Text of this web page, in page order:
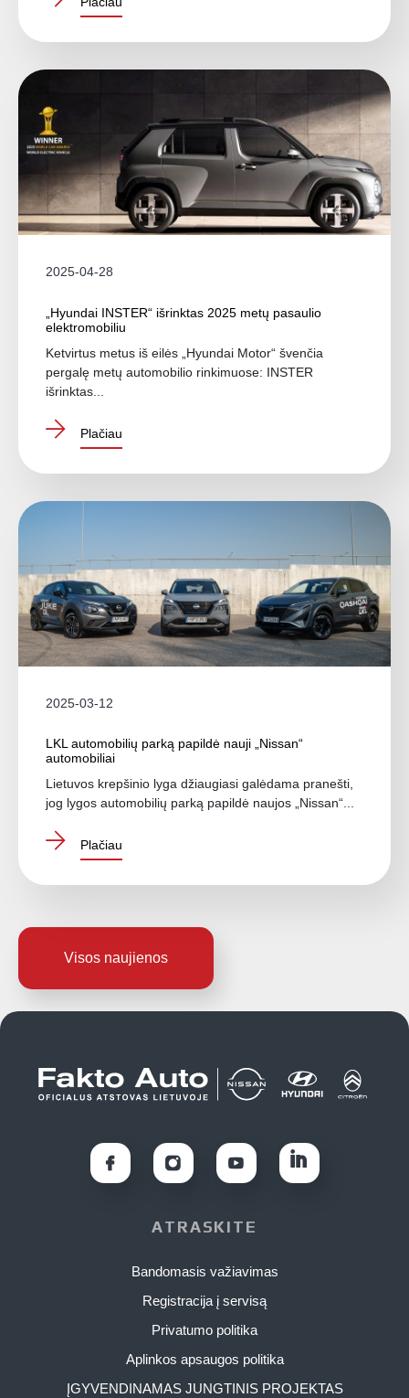
2025-04-28
„Hyundai INSTER“ išrinktas 2025 metų pasaulio
elektromobiliu
Ketvirtus metus iš eilės „Hyundai Motor“ švenčia
pergalę metų automobilio rinkimuose: INSTER
išrinktas...
Plačiau
2025-03-12
LKL automobilių parką papildė nauji „Nissan“
automobiliai
Lietuvos krepšinio lyga džiaugiasi galėdama pranešti,
jog lygos automobilių parką papildė naujos „Nissan“...
Plačiau
Visos naujienos
ATRASKITE
Bandomasis važiavimas
Registracija į servisą
Privatumo politika
Aplinkos apsaugos politika
ĮGYVENDINAMAS JUNGTINIS PROJEKTAS